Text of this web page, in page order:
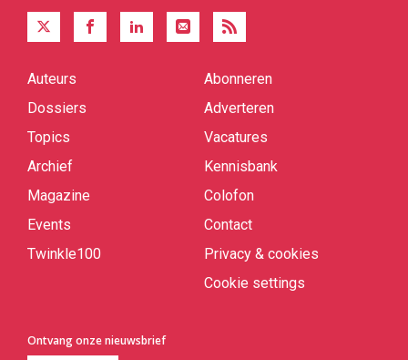
Quick
Auteurs
Dossiers
Topics
Archief
Magazine
Events
Twinkle100
Abonneren
Adverteren
Vacatures
Kennisbank
Colofon
Contact
Privacy & cookies
Cookie settings
Ontvang onze nieuwsbrief